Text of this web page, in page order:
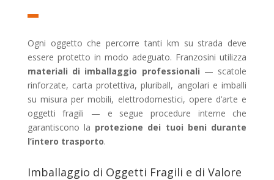
Ogni oggetto che percorre tanti km su strada deve
essere protetto in modo adeguato. Franzosini utilizza
materiali di imballaggio professionali — scatole
rinforzate, carta protettiva, pluriball, angolari e imballi
su misura per mobili, elettrodomestici, opere d’arte e
oggetti fragili — e segue procedure interne che
garantiscono la protezione dei tuoi beni durante
l’intero trasporto.
Imballaggio di Oggetti Fragili e di Valore